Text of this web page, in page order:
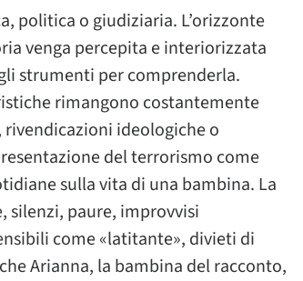
politica o giudiziaria. L’orizzonte
venga percepita e interiorizzata
strumenti per comprenderla.
rimangono costantemente
ideologiche o
del terrorismo come
sulla vita di una bambina. La
silenzi, paure, improvvisi
come «latitante», divieti di
Arianna, la bambina del racconto,